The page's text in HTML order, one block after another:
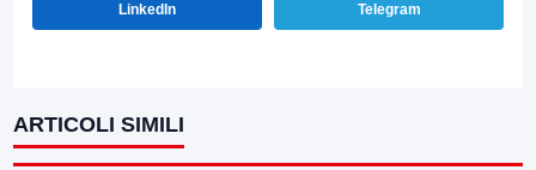
LinkedIn Telegram
ARTICOLI SIMILI